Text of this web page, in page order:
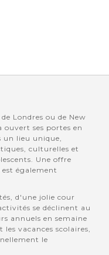
Londres ou de New
ouvert ses portes en
un lieu unique,
culturelles et
Une offre
également
d'une jolie cour
se déclinent au
annuels en semaine
vacances scolaires,
le